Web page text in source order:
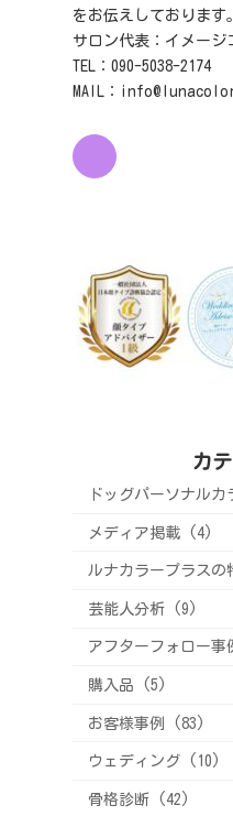
をお伝えしております
サロン代表：イメージ
TEL：090-5038-2174
MAIL：
カ
ドッグパーソナル
メディア掲載 (4)
ルナカラープラス
芸能人分析 (9)
アフターフォロー
購入品 (5)
お客様事例 (83)
ウェディング (10)
骨格診断 (42)